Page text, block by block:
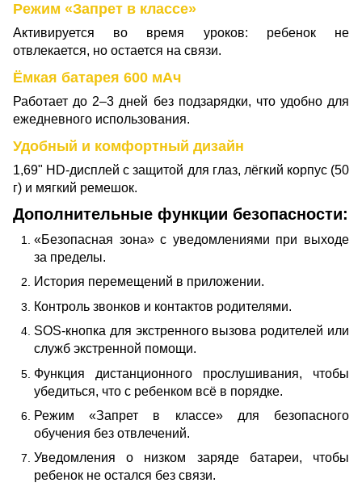
Режим «Запрет в классе»
Активируется во время уроков: ребенок не
отвлекается, но остается на связи.
Ёмкая батарея 600 мАч
Работает до 2–3 дней без подзарядки, что удобно для
ежедневного использования.
Удобный и комфортный дизайн
1,69" HD-дисплей с защитой для глаз, лёгкий корпус (50
г) и мягкий ремешок.
Дополнительные функции безопасности:
«Безопасная зона» с уведомлениями при выходе
за пределы.
История перемещений в приложении.
Контроль звонков и контактов родителями.
SOS-кнопка для экстренного вызова родителей или
служб экстренной помощи.
Функция дистанционного прослушивания, чтобы
убедиться, что с ребенком всё в порядке.
Режим «Запрет в классе» для безопасного
обучения без отвлечений.
Уведомления о низком заряде батареи, чтобы
ребенок не остался без связи.